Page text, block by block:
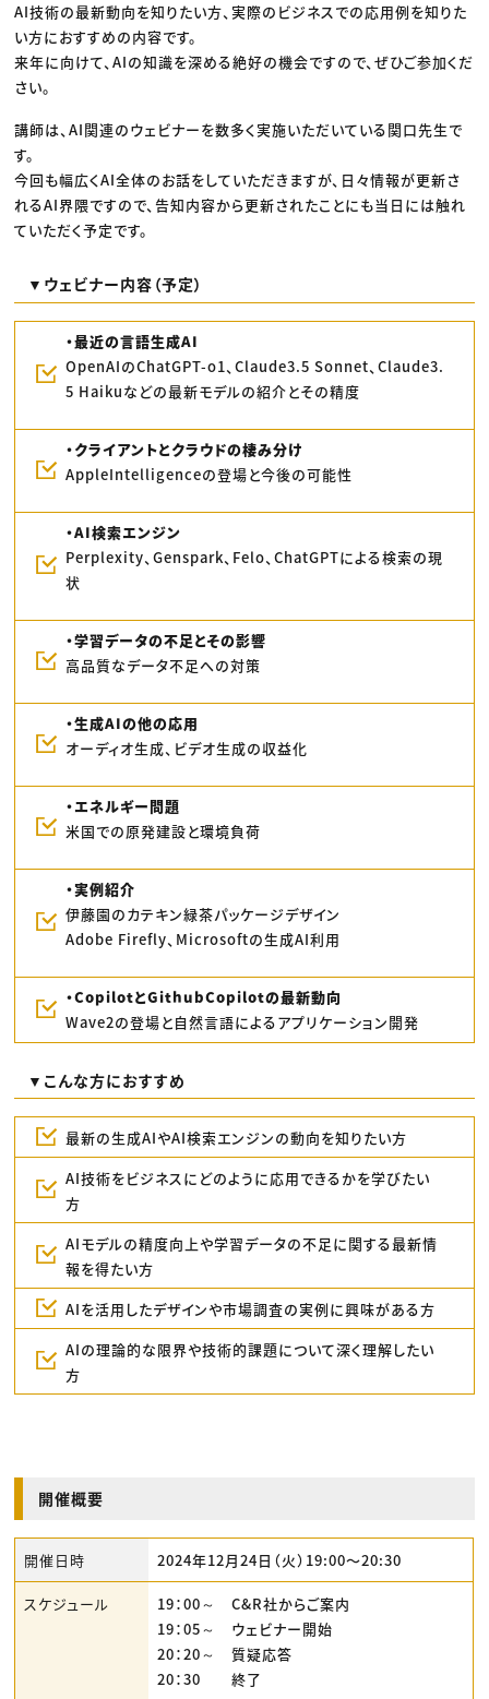
プロフェッショナル×つながる×メディア
AI技術の最新動向を知りたい方、実際のビジネスでの応用例を知りた
い方におすすめの内容です。
来年に向けて、AIの知識を深める絶好の機会ですので、ぜひご参加くだ
さい。
講師は、AI関連のウェビナーを数多く実施いただいている関口先生で
す。
今回も幅広くAI全体のお話をしていただきますが、日々情報が更新さ
れるAI界隈ですので、告知内容から更新されたことにも当日には触れ
ていただく予定です。
▼ウェビナー内容（予定）
・最近の言語生成AI
OpenAIのChatGPT-o1、Claude3.5 Sonnet、Claude3.
5 Haikuなどの最新モデルの紹介とその精度
・クライアントとクラウドの棲み分け
AppleIntelligenceの登場と今後の可能性
・AI検索エンジン
Perplexity、Genspark、Felo、ChatGPTによる検索の現
状
・学習データの不足とその影響
高品質なデータ不足への対策
・生成AIの他の応用
オーディオ生成、ビデオ生成の収益化
・エネルギー問題
米国での原発建設と環境負荷
・実例紹介
伊藤園のカテキン緑茶パッケージデザイン
Adobe Firefly、Microsoftの生成AI利用
・CopilotとGithubCopilotの最新動向
Wave2の登場と自然言語によるアプリケーション開発
▼こんな方におすすめ
最新の生成AIやAI検索エンジンの動向を知りたい方
AI技術をビジネスにどのように応用できるかを学びたい
方
AIモデルの精度向上や学習データの不足に関する最新情
報を得たい方
AIを活用したデザインや市場調査の実例に興味がある方
AIの理論的な限界や技術的課題について深く理解したい
方
開催概要
開催日時 2024年12月24日（火）19:00〜20:30
スケジュール
19：00～ C&R社からご案内
19：05～ ウェビナー開始
20：20～ 質疑応答
20：30 終了